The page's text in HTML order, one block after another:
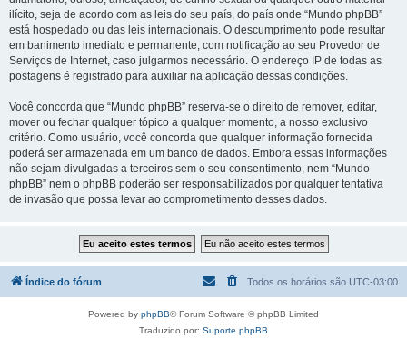
ilícito, seja de acordo com as leis do seu país, do país onde “Mundo phpBB”
está hospedado ou das leis internacionais. O descumprimento pode resultar
em banimento imediato e permanente, com notificação ao seu Provedor de
Serviços de Internet, caso julgarmos necessário. O endereço IP de todas as
postagens é registrado para auxiliar na aplicação dessas condições.
Você concorda que “Mundo phpBB” reserva-se o direito de remover, editar,
mover ou fechar qualquer tópico a qualquer momento, a nosso exclusivo
critério. Como usuário, você concorda que qualquer informação fornecida
poderá ser armazenada em um banco de dados. Embora essas informações
não sejam divulgadas a terceiros sem o seu consentimento, nem “Mundo
phpBB” nem o phpBB poderão ser responsabilizados por qualquer tentativa
de invasão que possa levar ao comprometimento desses dados.
Índice do fórum Todos os horários são UTC-03:00
Powered by phpBB® Forum Software © phpBB Limited
Traduzido por: Suporte phpBB